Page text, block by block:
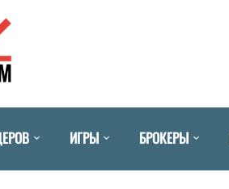
ИГРЫ БРОКЕРЫ